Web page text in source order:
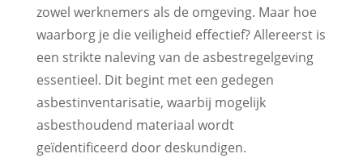
zowel werknemers als de omgeving. Maar hoe
waarborg je die veiligheid effectief? Allereerst is
een strikte naleving van de asbestregelgeving
essentieel. Dit begint met een gedegen
asbestinventarisatie, waarbij mogelijk
asbesthoudend materiaal wordt
geïdentificeerd door deskundigen.